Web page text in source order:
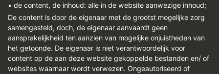
• de content, de inhoud: alle in de website aanwezige inhoud;
De content is door de eigenaar met de grootst mogelijke zorg
samengesteld, doch, de eigenaar aanvaardt geen
aansprakelijkheid ten aanzien van mogelijke onjuistheden van
het getoonde. De eigenaar is niet verantwoordelijk voor
content op de aan deze website gekoppelde bestanden en/ of
websites waarnaar wordt verwezen. Ongeautoriseerd of